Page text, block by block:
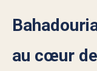
au cœur